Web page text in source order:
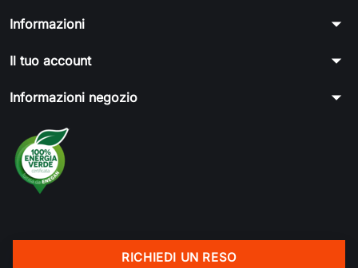
Informazioni arrow_drop_down
Il tuo account arrow_drop_down
Informazioni negozio arrow_drop_down
RICHIEDI UN RESO